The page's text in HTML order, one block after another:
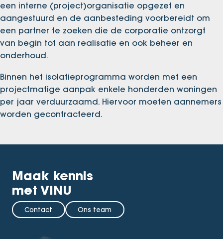
een interne (project)organisatie opgezet en
aangestuurd en de aanbesteding voorbereidt om
een partner te zoeken die de corporatie ontzorgt
van begin tot aan realisatie en ook beheer en
onderhoud.
Binnen het isolatieprogramma worden met een
projectmatige aanpak enkele honderden woningen
per jaar verduurzaamd. Hiervoor moeten aannemers
worden gecontracteerd. ​
Maak kennis
met VINU
Contact Ons team